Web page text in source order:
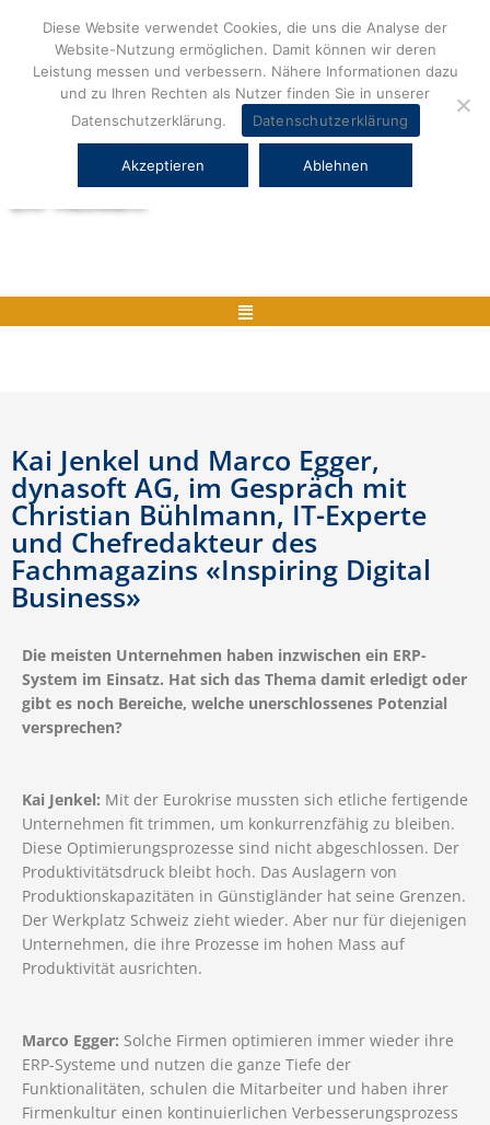
springen
Herstellerneutrale ERP Beratung und
Menü
Kai Jenkel und Marco Egger,
dynasoft AG, im Gespräch mit
Christian Bühlmann, IT-Experte
und Chefredakteur des
Fachmagazins «Inspiring Digital
Business»
Die meisten Unternehmen haben inzwischen ein ERP-
System im Einsatz. Hat sich das Thema damit erledigt oder
gibt es noch Bereiche, welche unerschlossenes Potenzial
versprechen?
Kai Jenkel: Mit der Eurokrise mussten sich etliche fertigende
Unternehmen fit trimmen, um konkurrenzfähig zu bleiben.
Diese Optimierungsprozesse sind nicht abgeschlossen. Der
Produktivitätsdruck bleibt hoch. Das Auslagern von
Produktionskapazitäten in Günstigländer hat seine Grenzen.
Der Werkplatz Schweiz zieht wieder. Aber nur für diejenigen
Unternehmen, die ihre Prozesse im hohen Mass auf
Produktivität ausrichten.
Marco Egger: Solche Firmen optimieren immer wieder ihre
ERP-Systeme und nutzen die ganze Tiefe der
Funktionalitäten, schulen die Mitarbeiter und haben ihrer
Firmenkultur einen kontinuierlichen Verbesserungsprozess
Diese Website verwendet Cookies, die uns die Analyse der
Website-Nutzung ermöglichen. Damit können wir deren
Leistung messen und verbessern. Nähere Informationen dazu
und zu Ihren Rechten als Nutzer finden Sie in unserer
Datenschutzerklärung.
Datenschutzerklärung
Akzeptieren Ablehnen